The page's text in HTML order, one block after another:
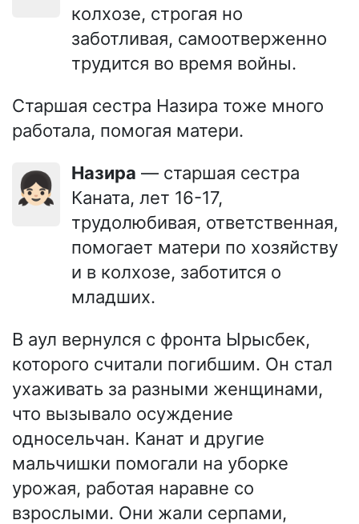
колхозе, строгая но
заботливая, самоотверженно
трудится во время войны.
Старшая сестра Назира тоже много
работала, помогая матери.
👧🏻 Назира — старшая сестра
Каната, лет 16-17,
трудолюбивая, ответственная,
помогает матери по хозяйству
и в колхозе, заботится о
младших.
В аул вернулся с фронта Ырысбек,
которого считали погибшим. Он стал
ухаживать за разными женщинами,
что вызывало осуждение
односельчан. Канат и другие
мальчишки помогали на уборке
урожая, работая наравне со
взрослыми. Они жали серпами,